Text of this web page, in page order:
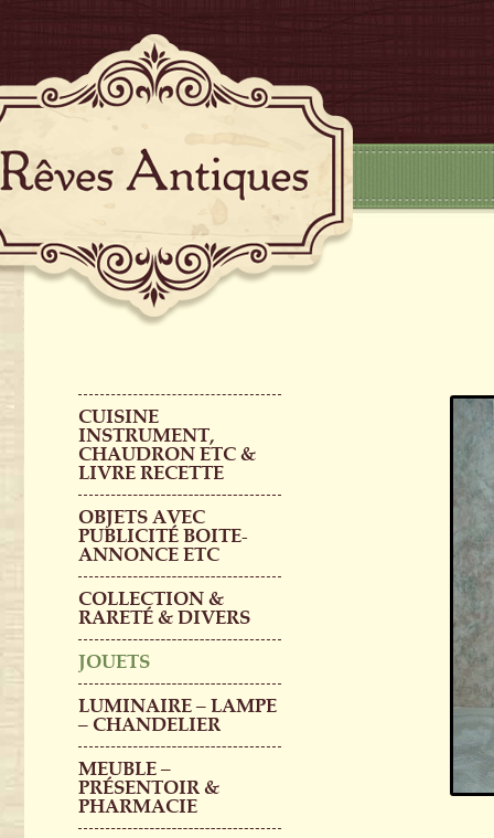
CUISINE
INSTRUMENT,
CHAUDRON ETC &
LIVRE RECETTE
OBJETS AVEC
PUBLICITÉ BOITE-
ANNONCE ETC
COLLECTION &
RARETÉ & DIVERS
JOUETS
LUMINAIRE – LAMPE
– CHANDELIER
MEUBLE –
PRÉSENTOIR &
PHARMACIE